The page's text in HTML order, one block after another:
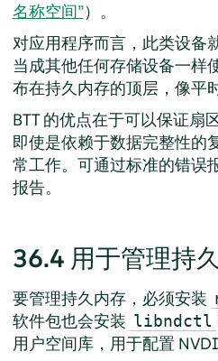
名称空间”）。
对应用程序而言，此类设备
当成其他任何存储设备一样
布在持久内存的顶层，像平
BTT 的优点在于可以保证扇
即使是依赖于数据完整性的
常工作。可通过标准的错误
报告。
36.4 用于管理持
要管理持久内存，必须安装
软件包也会安装 libndctl
用户空间库，用于配置